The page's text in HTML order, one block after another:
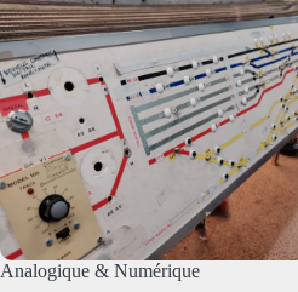
Analogique & Numérique